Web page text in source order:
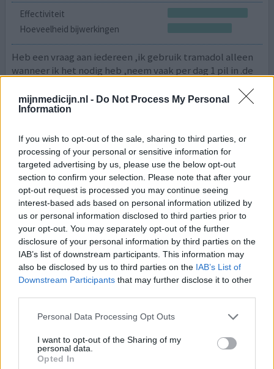
mijnmedicijn.nl - Do Not Process My Personal
Information
If you wish to opt-out of the sale, sharing to third parties, or
processing of your personal or sensitive information for
targeted advertising by us, please use the below opt-out
section to confirm your selection. Please note that after your
opt-out request is processed you may continue seeing
interest-based ads based on personal information utilized by
us or personal information disclosed to third parties prior to
your opt-out. You may separately opt-out of the further
disclosure of your personal information by third parties on the
IAB’s list of downstream participants. This information may
also be disclosed by us to third parties on the IAB’s List of
Downstream Participants that may further disclose it to other
Personal Data Processing Opt Outs
I want to opt-out of the Sharing of my
personal data.
Opted In
Effectiviteit
Hoeveelheid bijwerkingen
Heb een vraag aan iedereen ,ik gebruik tramadol alleen
wanneer ik het nodig heb ,neem vaak per dag 1 pil in .de
,laatste dag een kwart zo bouw ik af,om zo min mogelijk
ontwennings verschijnsel te krijgen.maar wat ik wel vaak
zit,dan ineens voel je heel eng worden[lees meer...]
geef mening 0 reacties
Tramadol
24-11-2022 | Vrouw | 39
tramadol (50mg/ml)
Zenuwpijn
Effectiviteit
10 jaar rugpijn en tramadol gebruik. Eerst 4x 125mg op
aanraden van huisarts. Zelf geminderd naar huidige dosis,
2x 75mg. Bij teveel gebruik gaan mijn spieren juist meer
opspannen en pijn doen. Alle therapieën geprobeerd, van